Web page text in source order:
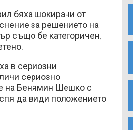
бяха шокирани от
за решението на
също бе категоричен,
в сериозни
сериозно
на Бенямин Шешко с
да види положението